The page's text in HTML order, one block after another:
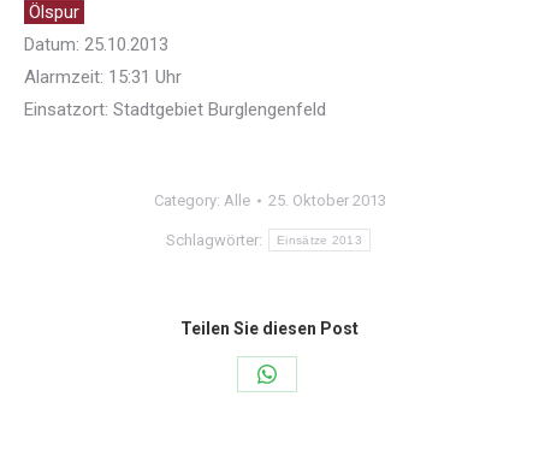
Ölspur
Datum: 25.10.2013
Alarmzeit: 15:31 Uhr
Einsatzort: Stadtgebiet Burglengenfeld
Category: Alle 25. Oktober 2013
Schlagwörter: Einsätze 2013
Teilen Sie diesen Post
Share